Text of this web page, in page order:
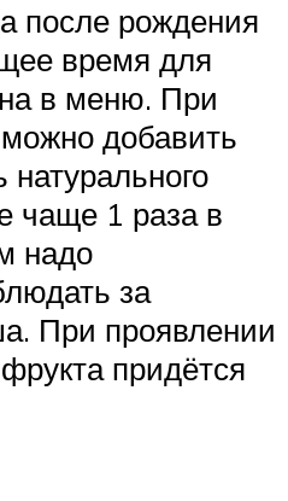
после рождения
время для
в меню. При
добавить
натурального
чаще 1 раза в
надо
за
При проявлении
придётся